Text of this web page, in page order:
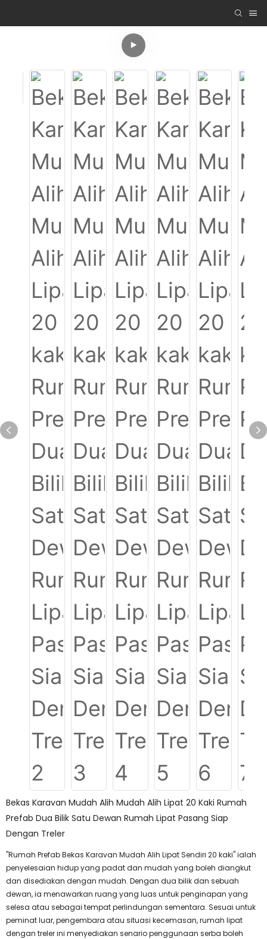
Bekas Karavan Mudah Alih Mudah Alih Lipat 20 Kaki Rumah
Prefab Dua Bilik Satu Dewan Rumah Lipat Pasang Siap
Dengan Treler
"Rumah Prefab Bekas Karavan Mudah Alih Lipat Sendiri 20 kaki" ialah
penyelesaian hidup yang padat dan mudah yang boleh diangkut
dan disediakan dengan mudah. Dengan dua bilik dan sebuah
dewan, ia menawarkan ruang yang luas untuk penginapan yang
selesa atau sebagai tempat perlindungan sementara. Sesuai untuk
peminat luar, pengembara atau situasi kecemasan, rumah lipat
dengan treler ini menyediakan senario penggunaan serba boleh